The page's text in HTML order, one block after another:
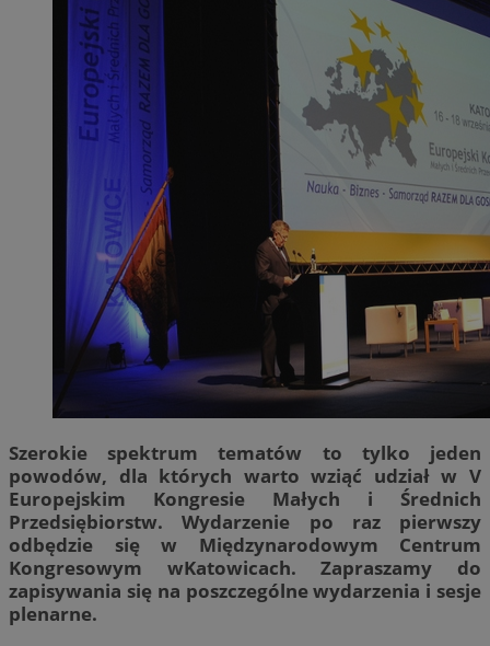
Szerokie spektrum tematów to tylko jeden
powodów, dla których warto wziąć udział w V
Europejskim Kongresie Małych i Średnich
Przedsiębiorstw. Wydarzenie po raz pierwszy
odbędzie się w Międzynarodowym Centrum
Kongresowym wKatowicach. Zapraszamy do
zapisywania się na poszczególne wydarzenia i sesje
plenarne.